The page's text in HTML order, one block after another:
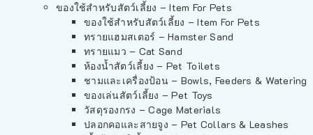
ของใช้สำหรับสัตว์เลี้ยง – Item For Pets
ของใช้สำหรับสัตว์เลี้ยง – Item For Pets
ทรายแฮมสเตอร์ – Hamster Sand
ทรายแมว – Cat Sand
ห้องน้ำสัตว์เลี้ยง – Pet Toilets
ชามและเครื่องป้อน – Bowls, Feeders & Watering
ของเล่นสัตว์เลี้ยง – Pet Toys
วัสดุรองกรง – Cage Materials
ปลอกคอและสายจูง – Pet Collars & Leashes